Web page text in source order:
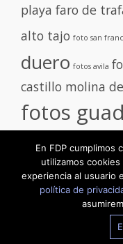
playa faro de
alto tajo foto san
duero fotos avila
castillo molina
fotos
fotos ruta
alto
Proudly powered by
En FDP cumplimos
utilizamos
experiencia al usuario
política de